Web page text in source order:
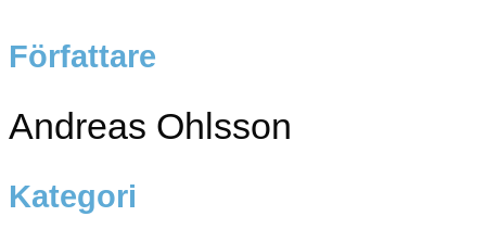
Författare
Andreas Ohlsson
Kategori